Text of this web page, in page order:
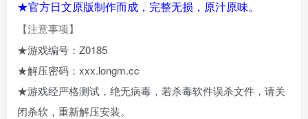
★官方日文原版制作而成，完整无损，原汁原味。
【注意事项 】
★游戏编号：Z0185
★解压密码：xxx.longm.cc
★游戏经严格测试，绝无病毒，若杀毒软件误杀文件，请关
闭杀软，重新解压安装。